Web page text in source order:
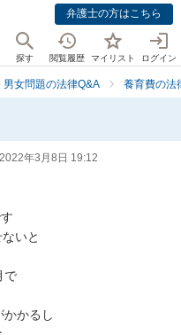
弁護士の方はこちら
探す 閲覧履歴 マイリスト ログイン
男女問題の法律Q&A 養育費の法
2022年3月8日 19:12
いと
で
かるし